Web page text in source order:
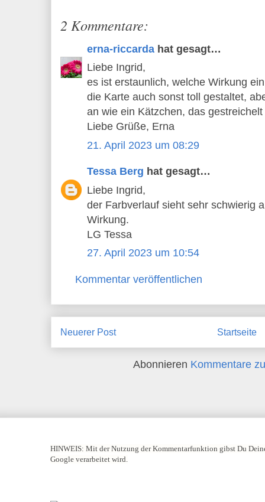
2 Kommentare:
erna-riccarda hat gesagt…
Liebe Ingrid,
es ist erstaunlich, welche Wirkung
die Karte auch sonst toll gestaltet,
an wie ein Kätzchen, das
Liebe Grüße, Erna
21. April 2023 um 08:29
Tessa Berg hat gesagt…
Liebe Ingrid,
der Farbverlauf sieht sehr schwierig
Wirkung.
LG Tessa
27. April 2023 um 10:54
Kommentar veröffentlichen
Neuerer Post Startseite
Abonnieren Kommentare
HINWEIS: Mit der Nutzung der Kommentarfunktion gibst Du
Google verarbeitet wird.